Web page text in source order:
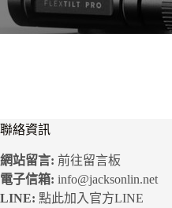
聯絡資訊
網站留言: 前往留言板
電子信箱: info@jacksonlin.net
LINE: 點此加入官方LINE